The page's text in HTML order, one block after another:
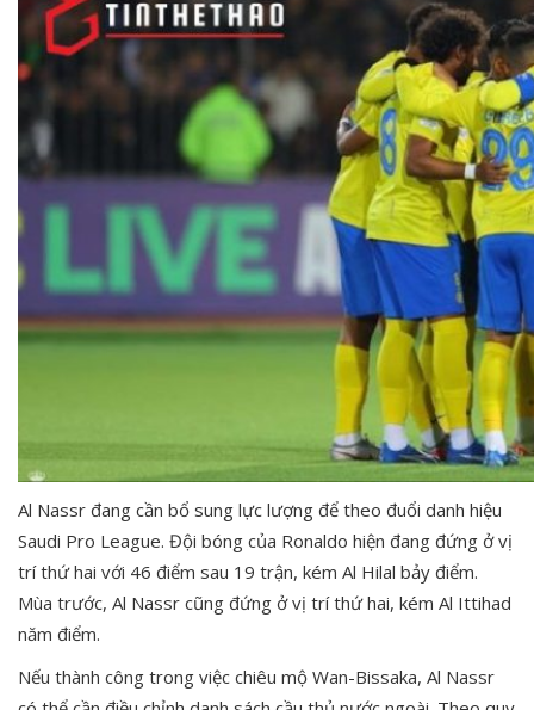
Al Nassr đang cần bổ sung lực lượng để theo đuổi danh hiệu
Saudi Pro League. Đội bóng của Ronaldo hiện đang đứng ở vị
trí thứ hai với 46 điểm sau 19 trận, kém Al Hilal bảy điểm.
Mùa trước, Al Nassr cũng đứng ở vị trí thứ hai, kém Al Ittihad
năm điểm.
Nếu thành công trong việc chiêu mộ Wan-Bissaka, Al Nassr